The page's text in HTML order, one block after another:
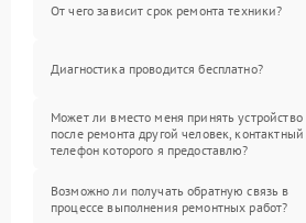
От чего зависит срок ремонта техники?
Диагностика проводится бесплатно?
Может ли вместо меня принять устройство
после ремонта другой человек, контактный
телефон которого я предоставлю?
Возможно ли получать обратную связь в
процессе выполнения ремонтных работ?